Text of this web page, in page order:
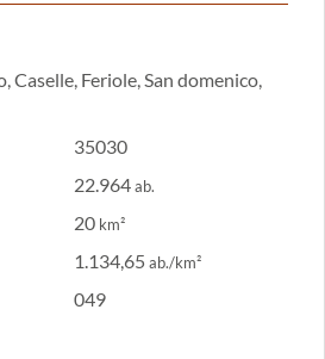
Caselle, Feriole, San domenico,
35030
22.964ab.
20 km²
1.134,65ab./km²
049